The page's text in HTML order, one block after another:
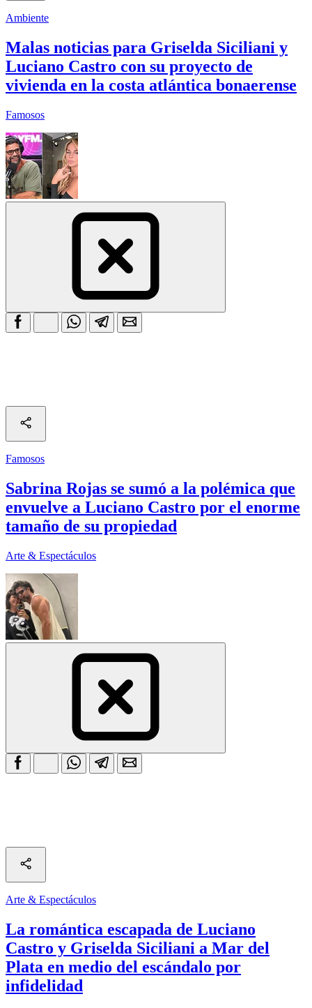
Ambiente
Malas noticias para Griselda Siciliani y
Luciano Castro con su proyecto de
vivienda en la costa atlántica bonaerense
Famosos
Famosos
Sabrina Rojas se sumó a la polémica que
envuelve a Luciano Castro por el enorme
tamaño de su propiedad
Arte & Espectáculos
Arte & Espectáculos
La romántica escapada de Luciano
Castro y Griselda Siciliani a Mar del
Plata en medio del escándalo por
infidelidad